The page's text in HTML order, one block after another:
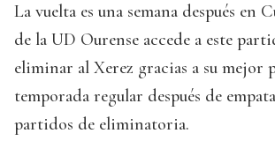
La vuelta es una semana después en
de la UD Ourense accede a este
eliminar al Xerez gracias a su mejor
temporada regular después de
partidos de eliminatoria.